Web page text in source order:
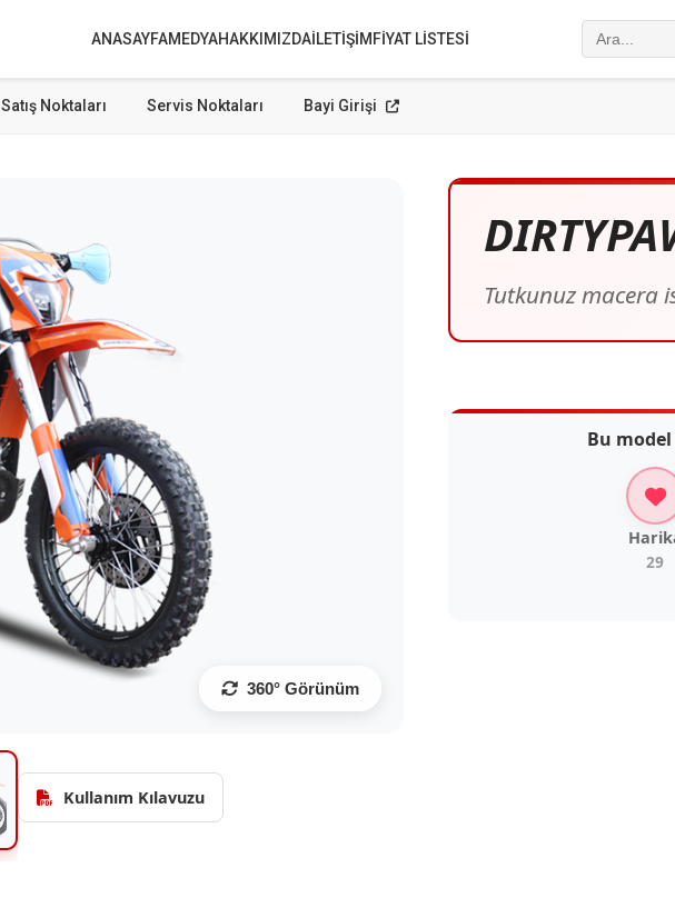
ANASAYFAMEDYAHAKKIMIZDAİLETIŞIM FIYAT LISTESI
Satış Noktaları Servis Noktaları Bayi Girişi
360° Görünüm
Kullanım Kılavuzu
Tutkunuz macera
Bu
29